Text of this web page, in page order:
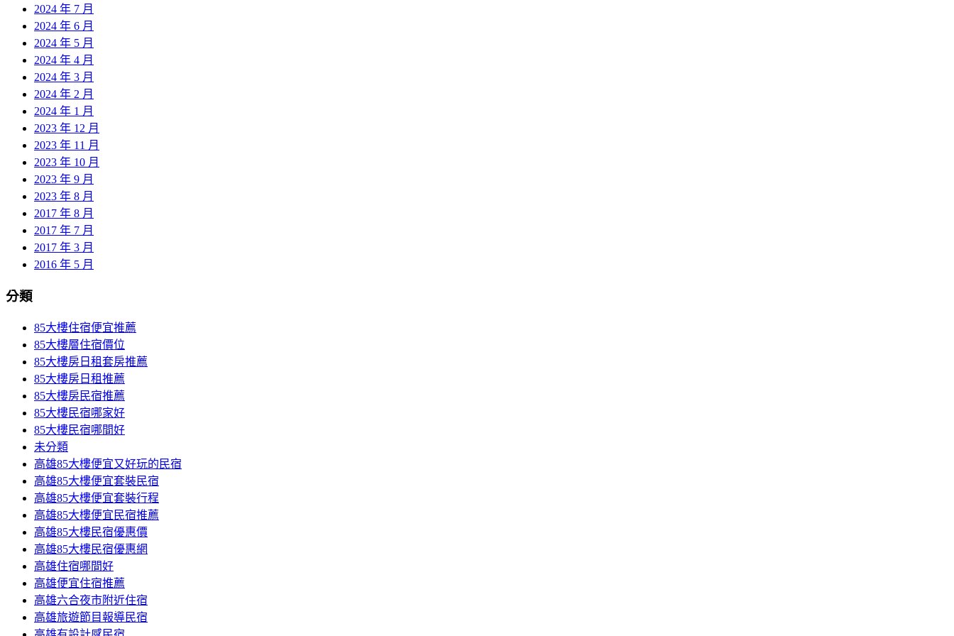
2024 年 7 月
2024 年 6 月
2024 年 5 月
2024 年 4 月
2024 年 3 月
2024 年 2 月
2024 年 1 月
2023 年 12 月
2023 年 11 月
2023 年 10 月
2023 年 9 月
2023 年 8 月
2017 年 8 月
2017 年 7 月
2017 年 3 月
2016 年 5 月
分類
85大樓住宿便宜推薦
85大樓層住宿價位
85大樓房日租套房推薦
85大樓房日租推薦
85大樓房民宿推薦
85大樓民宿哪家好
85大樓民宿哪間好
未分類
高雄85大樓便宜又好玩的民宿
高雄85大樓便宜套裝民宿
高雄85大樓便宜套裝行程
高雄85大樓便宜民宿推薦
高雄85大樓民宿優惠價
高雄85大樓民宿優惠網
高雄住宿哪間好
高雄便宜住宿推薦
高雄六合夜市附近住宿
高雄旅遊節目報導民宿